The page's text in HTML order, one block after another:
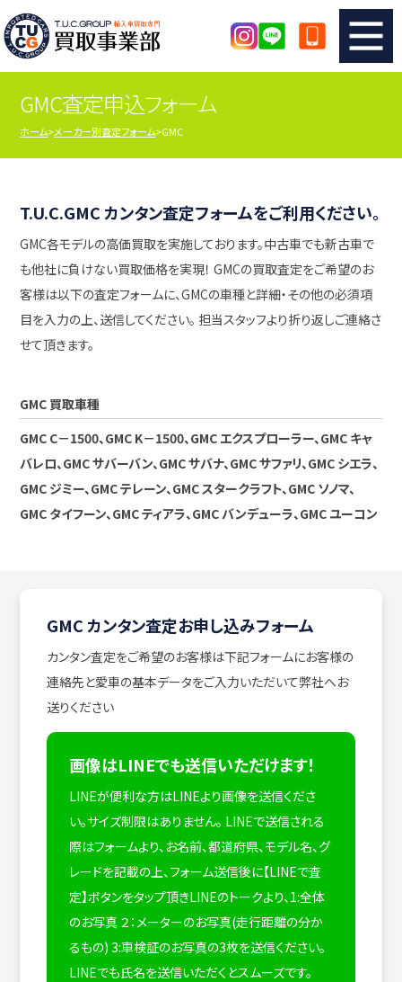
TUCのカンタン査定
査定の注意事項 メーカー別査定フォーム
TUCの買取実績 買取屋さんのスタッフblog
店舗紹介 スタッフ紹介
シリアルナンバーの解説 アクセスマップ
GMC査定申込フォーム
ホーム メーカー別査定フォーム GMC
T.U.C.GMC カンタン査定フォームをご利用ください。
GMC各モデルの高価買取を実施しております。中古車でも新古車で
も他社に負けない買取価格を実現！ GMCの買取査定をご希望のお
客様は以下の査定フォームに、GMCの車種と詳細・その他の必須項
目を入力の上、送信してください。 担当スタッフより折り返しご連絡さ
せて頂きます。
GMC 買取車種
GMC C－1500、GMC K－1500、GMC エクスプローラー、GMC キャ
バレロ、GMC サバーバン、GMC サバナ、GMC サファリ、GMC シエラ、
GMC ジミー、GMC テレーン、GMC スタークラフト、GMC ソノマ、
GMC タイフーン、GMC ティアラ、GMC バンデューラ、GMC ユーコン
GMC カンタン査定お申し込みフォーム
カンタン査定をご希望のお客様は下記フォームにお客様の
連絡先と愛車の基本データをご入力いただいて弊社へお
送りください
画像はLINEでも送信いただけます！
LINEが便利な方はLINEより画像を送信くださ
い。サイズ制限はありません。 LINEで送信される
際はフォームより、お名前、都道府県、モデル名、グ
レードを記載の上、フォーム送信後に【LINEで査
定】ボタンをタップ頂きLINEのトークより、1:全体
のお写真 ２：メーターのお写真(走行距離の分か
るもの) 3:車検証のお写真の3枚を送信ください。
LINEでも氏名を送信いただくとスムーズです。